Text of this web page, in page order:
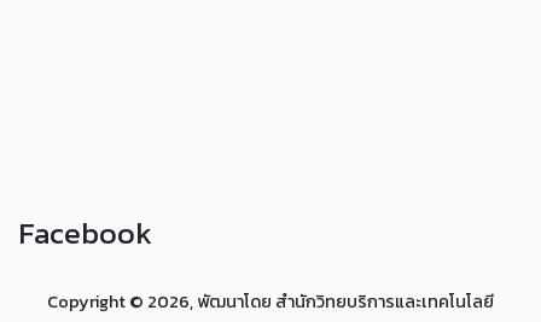
Facebook
Copyright © 2026, พัฒนาโดย สำนักวิทยบริการและเทคโนโลยี